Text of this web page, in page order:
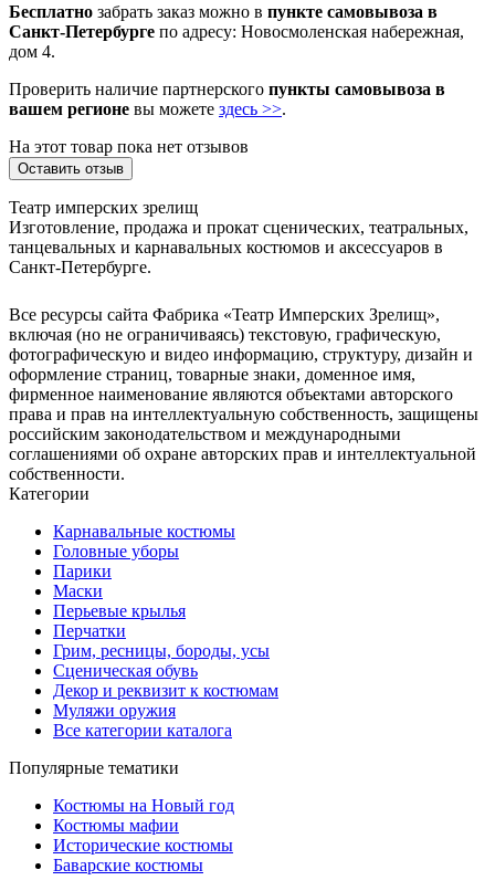
Бесплатно забрать заказ можно в пункте самовывоза в
Санкт-Петербурге по адресу: Новосмоленская набережная,
дом 4.
Проверить наличие партнерского пункты самовывоза в
вашем регионе вы можете здесь >>.
На этот товар пока нет отзывов
Оставить отзыв
Театр имперских зрелищ
Изготовление, продажа и прокат сценических, театральных,
танцевальных и карнавальных костюмов и аксессуаров в
Санкт-Петербурге.
Все ресурсы сайта Фабрика «Театр Имперских Зрелищ»,
включая (но не ограничиваясь) текстовую, графическую,
фотографическую и видео информацию, структуру, дизайн и
оформление страниц, товарные знаки, доменное имя,
фирменное наименование являются объектами авторского
права и прав на интеллектуальную собственность, защищены
российским законодательством и международными
соглашениями об охране авторских прав и интеллектуальной
собственности.
Категории
Карнавальные костюмы
Головные уборы
Парики
Маски
Перьевые крылья
Перчатки
Грим, ресницы, бороды, усы
Сценическая обувь
Декор и реквизит к костюмам
Муляжи оружия
Все категории каталога
Популярные тематики
Костюмы на Новый год
Костюмы мафии
Исторические костюмы
Баварские костюмы